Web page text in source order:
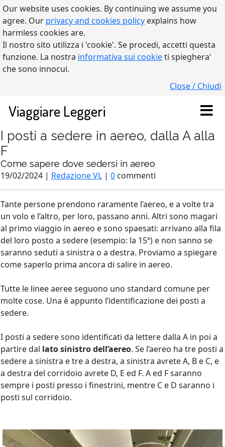
Our website uses cookies. By continuing we assume you
agree. Our privacy and cookies policy explains how
harmless cookies are.
Il nostro sito utilizza i 'cookie'. Se procedi, accetti questa
funzione. La nostra informativa sui cookieti spieghera'
che sono innocui.
Close / Chiudi
Viaggiare Leggeri
I posti a sedere in aereo, dalla A alla
F
Come sapere dove sedersi in aereo
19/02/2024 | Redazione VL | 0 commenti
Tante persone prendono raramente l’aereo, e a volte tra
un volo e l’altro, per loro, passano anni. Altri sono magari
al primo viaggio in aereo e sono spaesati: arrivano alla fila
del loro posto a sedere (esempio: la 15ª) e non sanno se
saranno seduti a sinistra o a destra. Proviamo a spiegare
come saperlo prima ancora di salire in aereo.
Tutte le linee aeree seguono uno standard comune per
molte cose. Una è appunto l’identificazione dei posti a
sedere.
I posti a sedere sono identificati da lettere dalla A in poi a
partire dal lato sinistro dell’aereo. Se l’aereo ha tre posti a
sedere a sinistra e tre a destra, a sinistra avrete A, B e C, e
a destra del corridoio avrete D, E ed F. A ed F saranno
sempre i posti presso i finestrini, mentre C e D saranno i
posti sul corridoio.